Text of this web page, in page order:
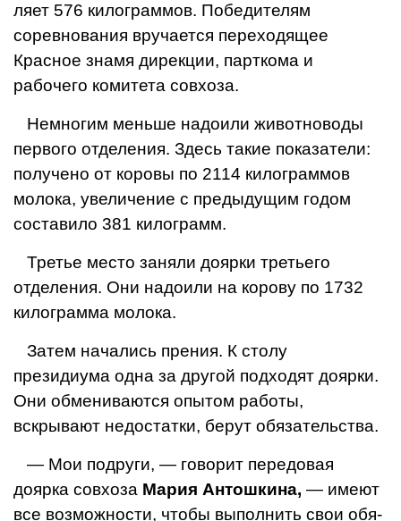
ляет 576 килограммов. Победителям
соревнования вручается переходящее
Красное знамя дирекции, парткома и
рабочего коми­тета совхоза.
Немногим меньше надои­ли животноводы
первого отделения. Здесь такие по­казатели:
получено от ко­ровы по 2114 килограммов
молока, увеличение с пре­дыдущим годом
составило 381 килограмм.
Третье место заняли доярки третьего
отделения. Они надоили на корову по 1732
килограмма молока.
Затем начались прения. К столу
президиума одна за другой подходят дояр­ки.
Они обмениваются опы­том работы,
вскрывают не­достатки, берут обязатель­ства.
— Мои подруги, — гово­рит передовая
доярка сов­хоза Мария Антошкина, — имеют
все возможности, чтобы выполнить свои обя­